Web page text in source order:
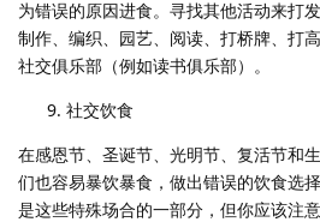
为错误的原因进食。寻找其他活动来打
制作、编织、园艺、阅读、打桥牌、打
社交俱乐部（例如读书俱乐部）。
社交饮食
在感恩节、圣诞节、光明节、复活节和
们也容易暴饮暴食，做出错误的饮食选
是这些特殊场合的一部分，但你应该注